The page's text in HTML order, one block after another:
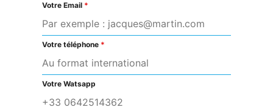
Votre Email *
Votre téléphone *
Votre Watsapp